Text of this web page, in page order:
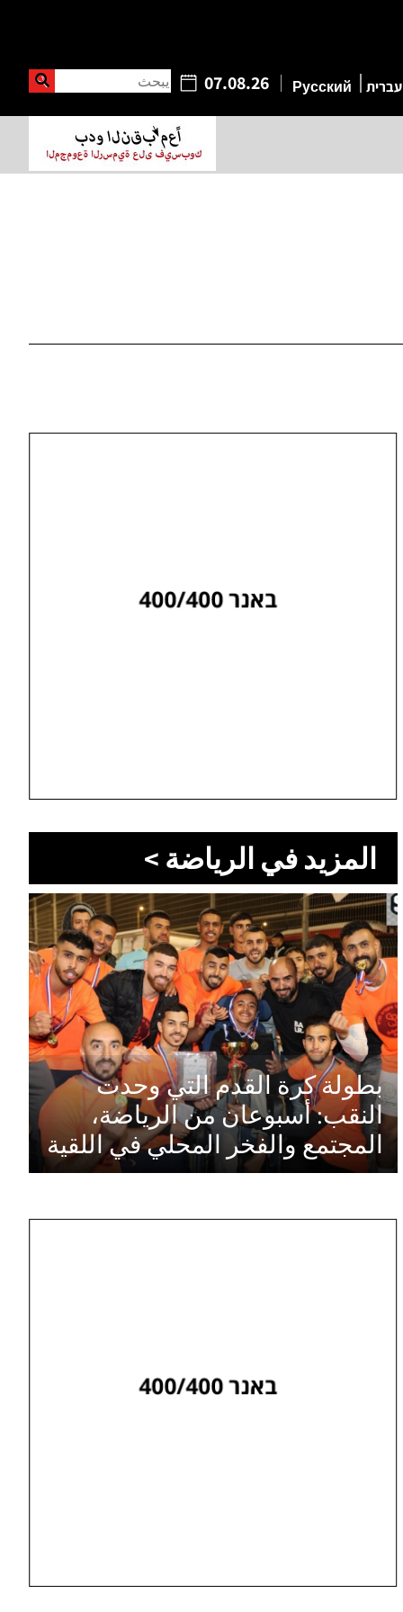
07.08.26 يبحث עברית Русский
المزيد في الرياضة >
بطولة كرة القدم التي وحدت
النقب: أسبوعان من الرياضة،
المجتمع والفخر المحلي في اللقية